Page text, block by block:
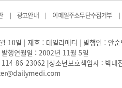
| 광고안내 | 이메일주소무단수집거부 |
10일 | 제호 : 데일리메디 | 발행인 : 안
행연월일 : 2002년 11월 5일
86-23062 |청소년보호책임자 : 박대